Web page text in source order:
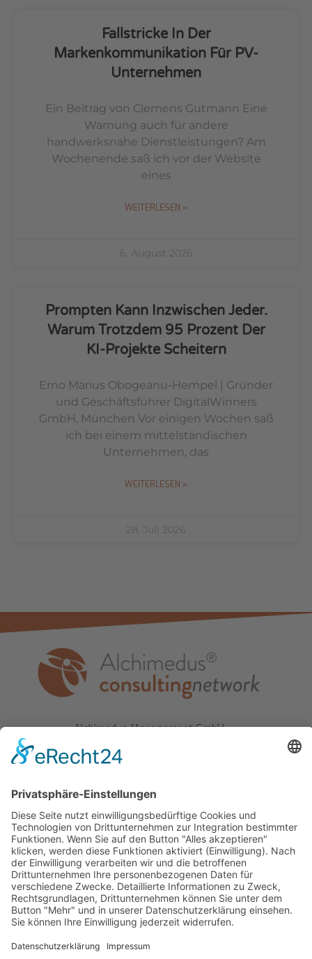
Fallstricke In Der
Markenkommunikation Für PV-
Unternehmen
Ein Beitrag von Clemens Gutmann Eine
Warnung auch für andere
handwerksnahe Dienstleistungen? Am
Wochenende saß ich vor der Website
eines
WEITERLESEN »
6. August 2026
Prompten Kann Inzwischen Jeder.
Warum Trotzdem 95 Prozent Der
KI-Projekte Scheitern
Erno Marius Obogeanu-Hempel | Gründer
und Geschäftsführer DigitalWinners
GmbH, München Vor einigen Wochen saß
ich bei einem mittelständischen
Unternehmen, das
WEITERLESEN »
28. Juli 2026
Alchimedus Management GmbH
90491 Nürnberg
sekretariat(at)alchimedus.com
Impressum
Datenschutzerklärung
Barrierefreiheitserklärung
Bildnachweis
AGB Akademie